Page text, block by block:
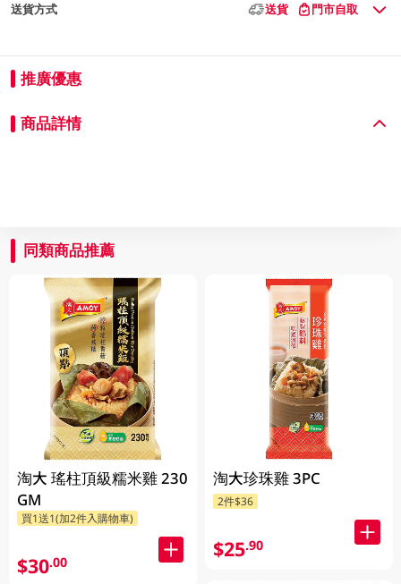
送貨方式 送貨 門市自取
推廣優惠
商品詳情
同類商品推薦
淘大 瑤柱頂級糯米雞 230
GM
買1送1(加2件入購物車)
$30.00
淘大珍珠雞 3PC
2件$36
$25.90